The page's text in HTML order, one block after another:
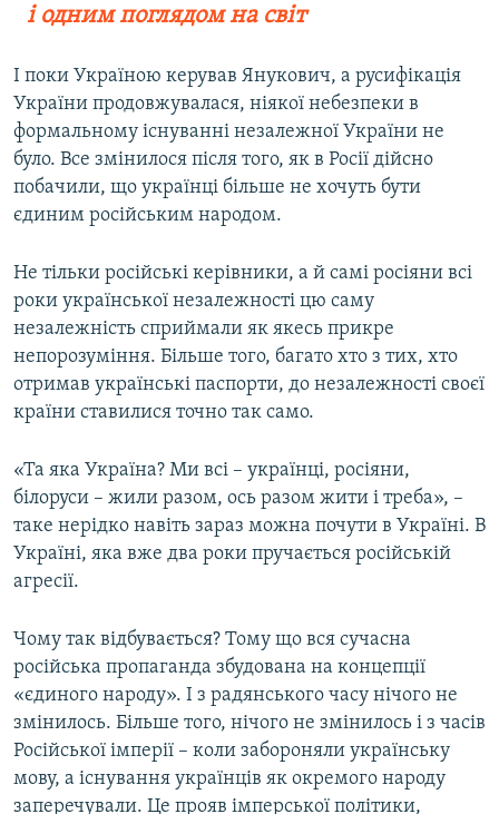
і одним поглядом на світ
І поки Україною керував Янукович, а русифікація
України продовжувалася, ніякої небезпеки в
формальному існуванні незалежної України не
було. Все змінилося після того, як в Росії дійсно
побачили, що українці більше не хочуть бути
єдиним російським народом.
Не тільки російські керівники, а й самі росіяни всі
роки української незалежності цю саму
незалежність сприймали як якесь прикре
непорозуміння. Більше того, багато хто з тих, хто
отримав українські паспорти, до незалежності своєї
країни ставилися точно так само.
«Та яка Україна? Ми всі – українці, росіяни,
білоруси – жили разом, ось разом жити і треба», –
таке нерідко навіть зараз можна почути в Україні. В
Україні, яка вже два роки пручається російській
агресії.
Чому так відбувається? Тому що вся сучасна
російська пропаганда збудована на концепції
«єдиного народу». І з радянського часу нічого не
змінилось. Більше того, нічого не змінилось і з часів
Російської імперії – коли забороняли українську
мову, а існування українців як окремого народу
заперечували. Це прояв імперської політики,